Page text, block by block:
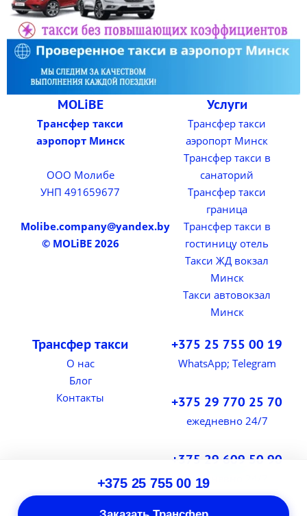
+375 25 755 00 19
MOLiBE
Трансфер такси
аэропорт Минск
ООО Молибе
УНП 491659677
Molibe.company@yandex.by
© MOLiBE 2026
Услуги
Трансфер такси
аэропорт Минск
Трансфер такси в
санаторий
Трансфер такси
граница
Трансфер такси в
гостиницу отель
Такси ЖД вокзал
Минск
Такси автовокзал
Минск
Трансфер такси
О нас
Блог
Контакты
+375 25 755 00 19
WhatsApp; Telegram
+375 29 770 25 70
ежедневно 24/7
+375 29 609 50 90
ежедневно 24/7